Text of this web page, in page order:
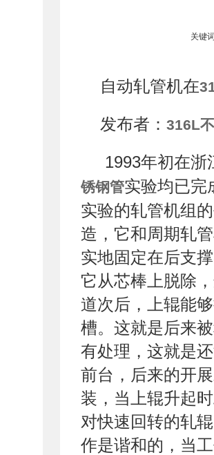
关键
自动轧管机在
发布者： 316L
1993年初在浙
锈钢管实验均已完
实验的轧管机组
造，它和周期轧
实地固定在后支
它从芯棒上脱除
道次后，上辊能
槽。这就是后来
有处理，这就是
前台，后来的开
装，当上辊升起
对快速回转的轧
作是谐和的，当